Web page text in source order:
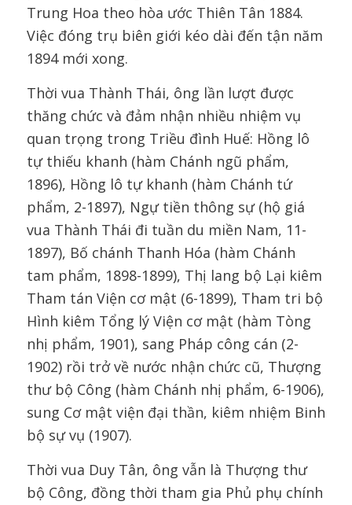
Trung Hoa theo hòa ước Thiên Tân 1884.
Việc đóng trụ biên giới kéo dài đến tận năm
1894 mới xong.
Thời vua Thành Thái, ông lần lượt được
thăng chức và đảm nhận nhiều nhiệm vụ
quan trọng trong Triều đình Huế: Hồng lô
tự thiếu khanh (hàm Chánh ngũ phẩm,
1896), Hồng lô tự khanh (hàm Chánh tứ
phẩm, 2-1897), Ngự tiền thông sự (hộ giá
vua Thành Thái đi tuần du miền Nam, 11-
1897), Bố chánh Thanh Hóa (hàm Chánh
tam phẩm, 1898-1899), Thị lang bộ Lại kiêm
Tham tán Viện cơ mật (6-1899), Tham tri bộ
Hình kiêm Tổng lý Viện cơ mật (hàm Tòng
nhị phẩm, 1901), sang Pháp công cán (2-
1902) rồi trở về nước nhận chức cũ, Thượng
thư bộ Công (hàm Chánh nhị phẩm, 6-1906),
sung Cơ mật viện đại thần, kiêm nhiệm Binh
bộ sự vụ (1907).
Thời vua Duy Tân, ông vẫn là Thượng thư
bộ Công, đồng thời tham gia Phủ phụ chính